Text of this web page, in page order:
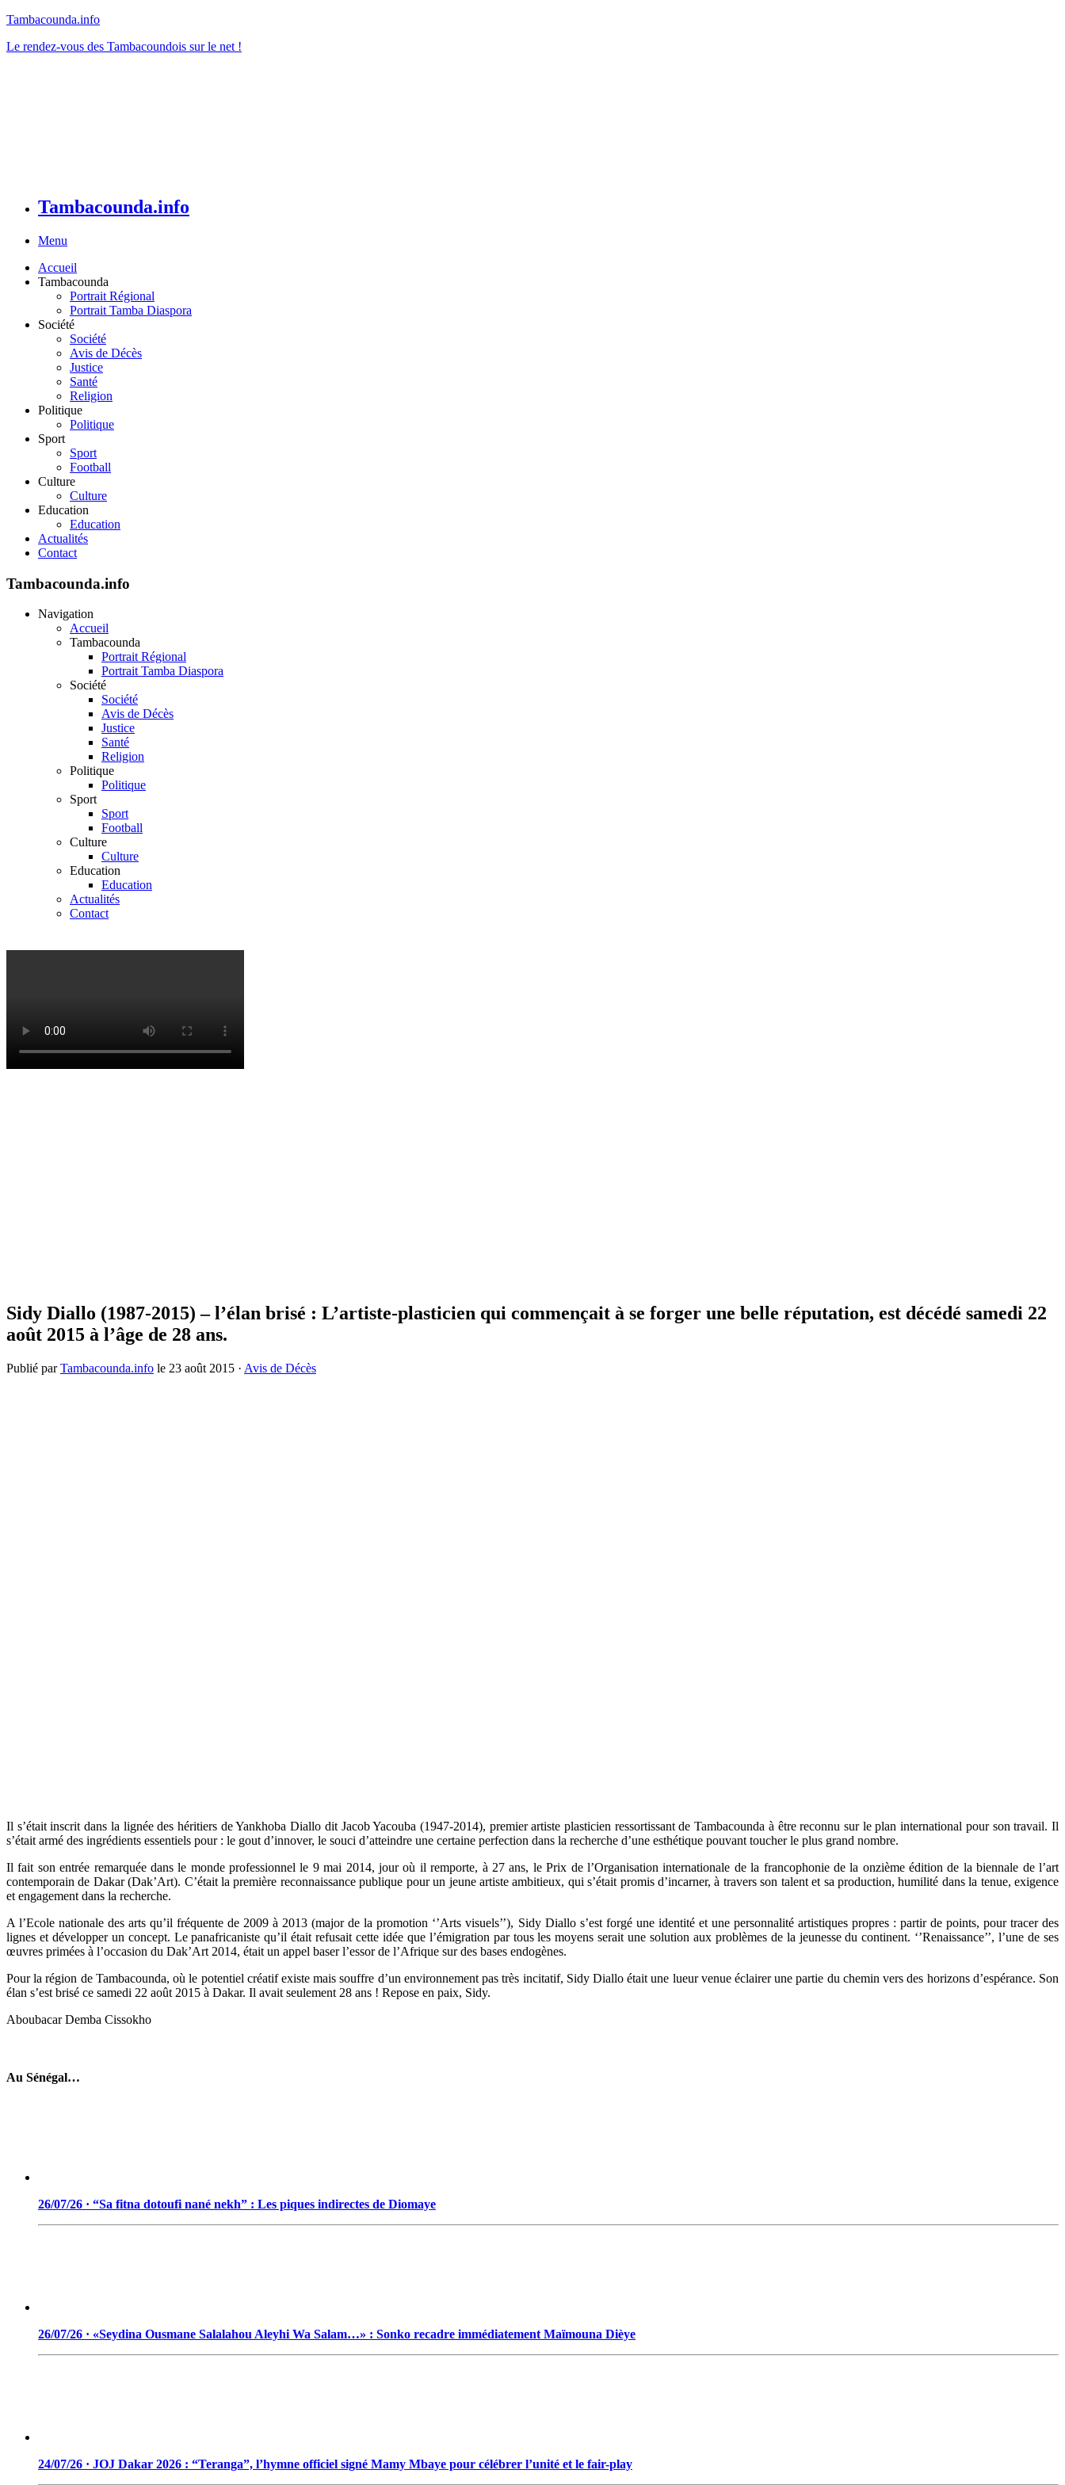
Tambacounda.info
Le rendez-vous des Tambacoundois sur le net !
Tambacounda.info
Menu
Accueil
Tambacounda
Portrait Régional
Portrait Tamba Diaspora
Société
Société
Avis de Décès
Justice
Santé
Religion
Politique
Politique
Sport
Sport
Football
Culture
Culture
Education
Education
Actualités
Contact
Tambacounda.info
Navigation
Accueil
Tambacounda
Portrait Régional
Portrait Tamba Diaspora
Société
Société
Avis de Décès
Justice
Santé
Religion
Politique
Politique
Sport
Sport
Football
Culture
Culture
Education
Education
Actualités
Contact
Sidy Diallo (1987-2015) – l’élan brisé : L’artiste-plasticien qui commençait à se forger une belle réputation, est décédé samedi 22
août 2015 à l’âge de 28 ans.
Publié parTambacounda.info le 23 août 2015 · Avis de Décès
Il s’était inscrit dans la lignée des héritiers de Yankhoba Diallo dit Jacob Yacouba (1947-2014), premier artiste plasticien ressortissant de Tambacounda à être reconnu sur le plan international pour son travail. Il
s’était armé des ingrédients essentiels pour : le gout d’innover, le souci d’atteindre une certaine perfection dans la recherche d’une esthétique pouvant toucher le plus grand nombre.
Il fait son entrée remarquée dans le monde professionnel le 9 mai 2014, jour où il remporte, à 27 ans, le Prix de l’Organisation internationale de la francophonie de la onzième édition de la biennale de l’art
contemporain de Dakar (Dak’Art). C’était la première reconnaissance publique pour un jeune artiste ambitieux, qui s’était promis d’incarner, à travers son talent et sa production, humilité dans la tenue, exigence
et engagement dans la recherche.
A l’Ecole nationale des arts qu’il fréquente de 2009 à 2013 (major de la promotion ‘’Arts visuels’’), Sidy Diallo s’est forgé une identité et une personnalité artistiques propres : partir de points, pour tracer des
lignes et développer un concept. Le panafricaniste qu’il était refusait cette idée que l’émigration par tous les moyens serait une solution aux problèmes de la jeunesse du continent. ‘’Renaissance’’, l’une de ses
œuvres primées à l’occasion du Dak’Art 2014, était un appel baser l’essor de l’Afrique sur des bases endogènes.
Pour la région de Tambacounda, où le potentiel créatif existe mais souffre d’un environnement pas très incitatif, Sidy Diallo était une lueur venue éclairer une partie du chemin vers des horizons d’espérance. Son
élan s’est brisé ce samedi 22 août 2015 à Dakar. Il avait seulement 28 ans ! Repose en paix, Sidy.
Aboubacar Demba Cissokho
Au Sénégal…
26/07/26 · “Sa fitna dotoufi nané nekh” : Les piques indirectes de Diomaye
26/07/26 · «Seydina Ousmane Salalahou Aleyhi Wa Salam…» : Sonko recadre immédiatement Maïmouna Dièye
24/07/26 · JOJ Dakar 2026 : “Teranga”, l’hymne officiel signé Mamy Mbaye pour célébrer l’unité et le fair-play